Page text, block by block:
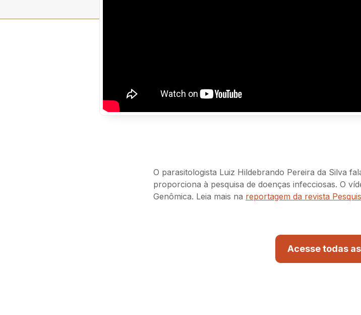
O parasitologista Luiz Hildebrando Pereira da Silva
proporciona à pesquisa de doenças infecciosas. O
Genômica. Leia mais na reportagem da revista
Acesse todas